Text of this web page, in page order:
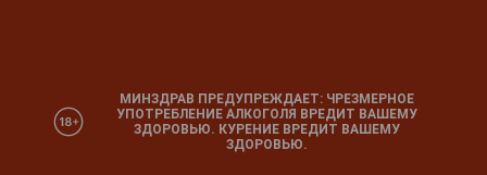
МИНЗДРАВ ПРЕДУПРЕЖДАЕТ: ЧРЕЗМЕРНОЕ
УПОТРЕБЛЕНИЕ АЛКОГОЛЯ ВРЕДИТ ВАШЕМУ
ЗДОРОВЬЮ. КУРЕНИЕ ВРЕДИТ ВАШЕМУ
ЗДОРОВЬЮ.